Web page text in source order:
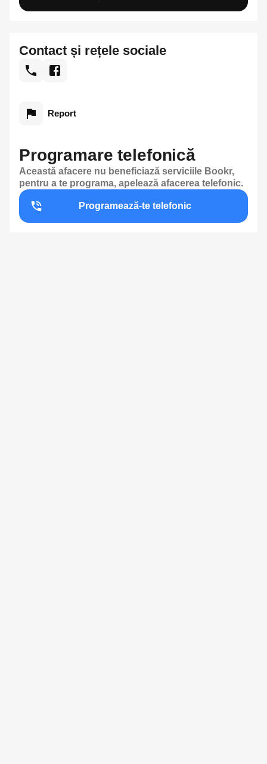
Programare telefonică
Această afacere nu beneficiază serviciile Bookr,
pentru a te programa, apelează afacerea telefonic.
Programează-te telefonic
Contact și rețele sociale
Report